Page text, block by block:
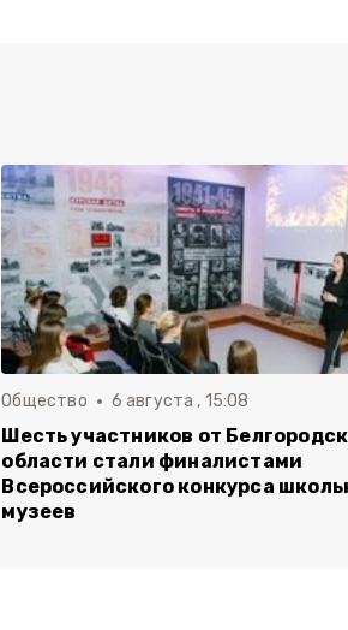
Общество 6 августа , 15:08
Шесть участников от
области стали финалистами
Всероссийского конкурса
музеев